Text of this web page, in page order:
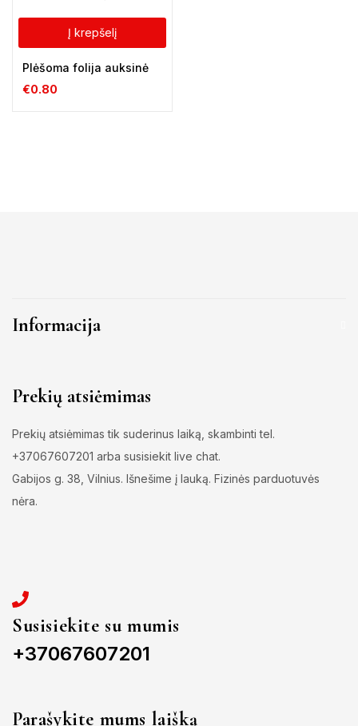
Į krepšelį
Plėšoma folija auksinė
€0.80
Informacija
Prekių atsiėmimas
Prekių atsiėmimas tik suderinus laiką, skambinti tel.
+37067607201 arba susisiekit live chat.
Gabijos g. 38, Vilnius. Išnešime į lauką. Fizinės parduotuvės
nėra.
Susisiekite su mumis
+37067607201
Parašykite mums laišką